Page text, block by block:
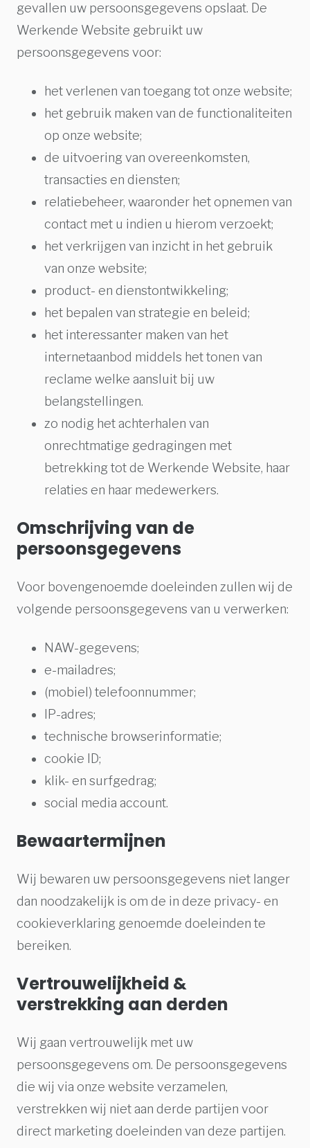
gevallen uw persoonsgegevens opslaat. De
Werkende Website gebruikt uw
persoonsgegevens voor:
het verlenen van toegang tot onze website;
het gebruik maken van de functionaliteiten
op onze website;
de uitvoering van overeenkomsten,
transacties en diensten;
relatiebeheer, waaronder het opnemen van
contact met u indien u hierom verzoekt;
het verkrijgen van inzicht in het gebruik
van onze website;
product- en dienstontwikkeling;
het bepalen van strategie en beleid;
het interessanter maken van het
internetaanbod middels het tonen van
reclame welke aansluit bij uw
belangstellingen.
zo nodig het achterhalen van
onrechtmatige gedragingen met
betrekking tot de Werkende Website, haar
relaties en haar medewerkers.
Omschrijving van de
persoonsgegevens
Voor bovengenoemde doeleinden zullen wij de
volgende persoonsgegevens van u verwerken:
NAW-gegevens;
e-mailadres;
(mobiel) telefoonnummer;
IP-adres;
technische browserinformatie;
cookie ID;
klik- en surfgedrag;
social media account.
Bewaartermijnen
Wij bewaren uw persoonsgegevens niet langer
dan noodzakelijk is om de in deze privacy- en
cookieverklaring genoemde doeleinden te
bereiken.
Vertrouwelijkheid &
verstrekking aan derden
Wij gaan vertrouwelijk met uw
persoonsgegevens om. De persoonsgegevens
die wij via onze website verzamelen,
verstrekken wij niet aan derde partijen voor
direct marketing doeleinden van deze partijen.